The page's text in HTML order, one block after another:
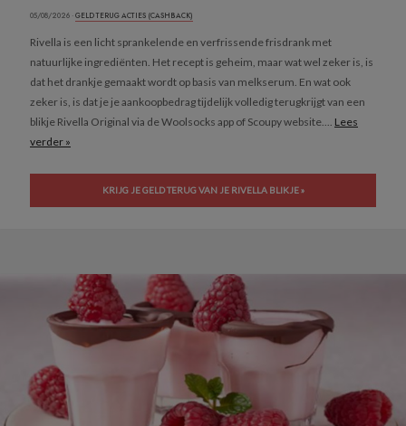
05/08/2026 ·GELD TERUG ACTIES (CASHBACK)
Rivella is een licht sprankelende en verfrissende frisdrank met
natuurlijke ingrediënten. Het recept is geheim, maar wat wel zeker is, is
dat het drankje gemaakt wordt op basis van melkserum. En wat ook
zeker is, is dat je je aankoopbedrag tijdelijk volledig terugkrijgt van een
blikje Rivella Original via de Woolsocks app of Scoupy website.... Lees
verder »
KRIJG JE GELD TERUG VAN JE RIVELLA BLIKJE »